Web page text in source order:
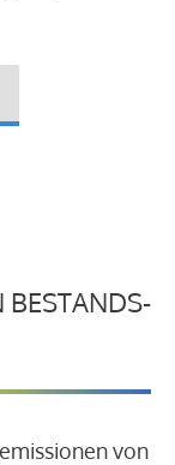
BESTANDS-
von